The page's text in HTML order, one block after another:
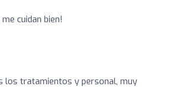
cuidan bien!
los tratamientos y personal, muy